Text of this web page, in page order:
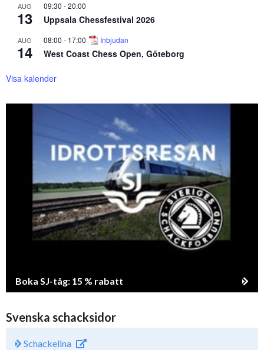
AUG
13
09:30 -20:00
Uppsala Chessfestival 2026
AUG
14
08:00 - 17:00 Inbjudan
West Coast Chess Open, Göteborg
Visa kalender
Boka SJ-tåg: 15 % rabatt
Svenska schacksidor
Schackelina